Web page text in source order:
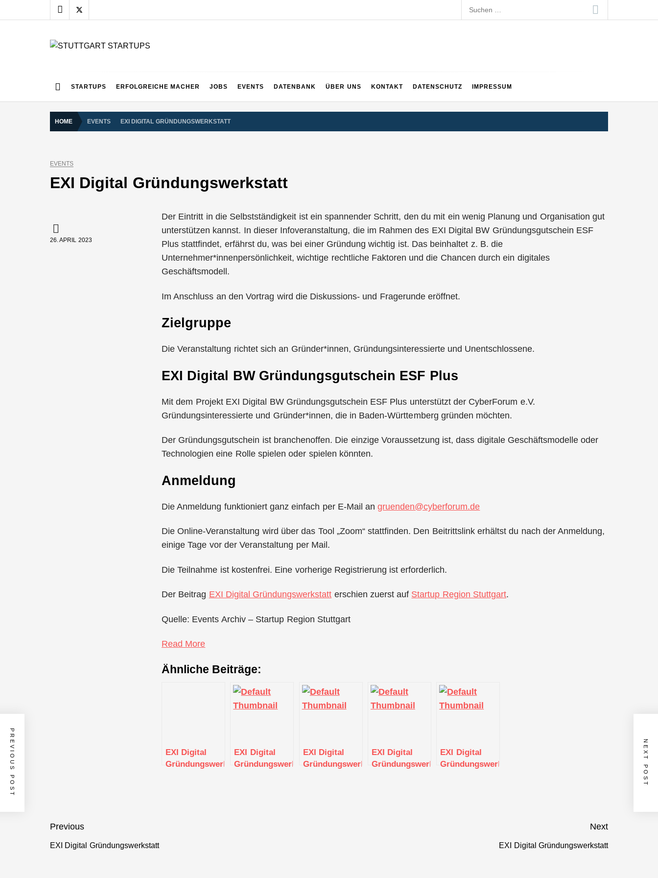
to
Suchen
nach:
STARTUPS ERFOLGREICHE MACHER JOBS EVENTS DATENBANK ÜBER UNS KONTAKT DATENSCHUTZ IMPRESSUM
HOME EVENTS EXI DIGITAL GRÜNDUNGSWERKSTATT
EVENTS
EXI Digital Gründungswerkstatt
26. APRIL 2023
Der Eintritt in die Selbstständigkeit ist ein spannender Schritt, den du mit ein wenig Planung und Organisation gut
unterstützen kannst. In dieser Infoveranstaltung, die im Rahmen des EXI Digital BW Gründungsgutschein ESF
Plus stattfindet, erfährst du, was bei einer Gründung wichtig ist. Das beinhaltet z. B. die
Unternehmer*innenpersönlichkeit, wichtige rechtliche Faktoren und die Chancen durch ein digitales
Geschäftsmodell.
Im Anschluss an den Vortrag wird die Diskussions- und Fragerunde eröffnet.
Zielgruppe
Die Veranstaltung richtet sich an Gründer*innen, Gründungsinteressierte und Unentschlossene.
EXI Digital BW Gründungsgutschein ESF Plus
Mit dem Projekt EXI Digital BW Gründungsgutschein ESF Plus unterstützt der CyberForum e.V.
Gründungsinteressierte und Gründer*innen, die in Baden-Württemberg gründen möchten.
Der Gründungsgutschein ist branchenoffen. Die einzige Voraussetzung ist, dass digitale Geschäftsmodelle oder
Technologien eine Rolle spielen oder spielen könnten.
Anmeldung
Die Anmeldung funktioniert ganz einfach per E-Mail angruenden@cyberforum.de
Die Online-Veranstaltung wird über das Tool „Zoom“ stattfinden. Den Beitrittslink erhältst du nach der Anmeldung,
einige Tage vor der Veranstaltung per Mail.
Die Teilnahme ist kostenfrei. Eine vorherige Registrierung ist erforderlich.
Der Beitrag EXI Digital Gründungswerkstatt erschien zuerst auf Startup Region Stuttgart.
Quelle: Events Archiv – Startup Region Stuttgart
Read More
Ähnliche Beiträge:
EXI Digital
Gründungswerkstatt
EXI Digital
Gründungswerkstatt
EXI Digital
Gründungswerkstatt
EXI Digital
Gründungswerkstatt
EXI Digital
Gründungswerkstatt
Beitragsnavigation
Previous
Previous
EXI Digital Gründungswerkstatt
Next
Next
EXI Digital Gründungswerkstatt
PREVIOUS POST NEXT POST